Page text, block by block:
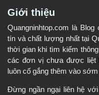
Giới thiệu
Quangninhtop.com là
tín và chất lượng nhất tại
thời gian khi tìm kiếm
các đơn vị chưa được liệt
luôn cố gắng thêm vào
Đừng ngần ngại liên hệ